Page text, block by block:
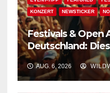
KONZERT NEWSTICKER
Festivals & Open
Deutschland:
Events warten auf
AUG. 6, 2026